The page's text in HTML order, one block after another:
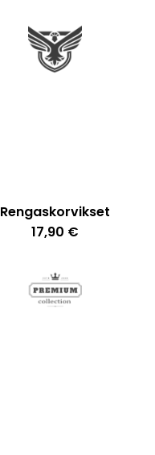
Rengaskorvikset
17,90 €